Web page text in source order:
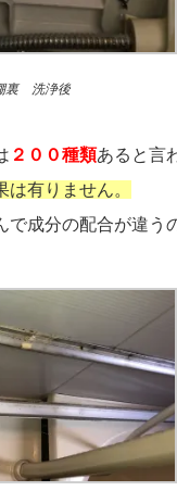
裏 洗浄後
２００種類あると言
有りません。
で成分の配合が違う